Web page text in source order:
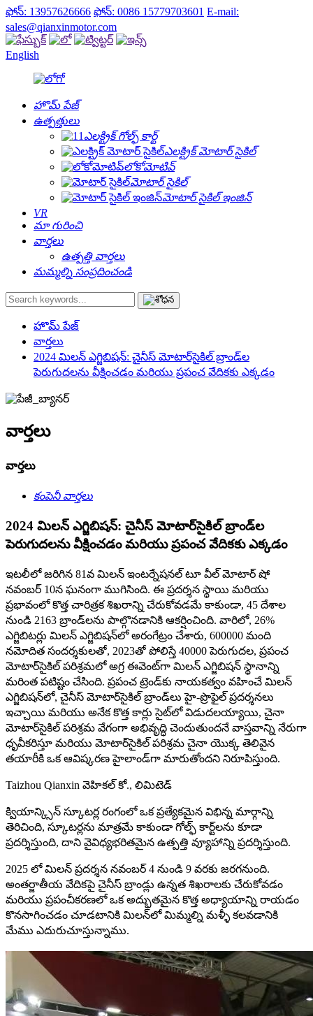
ఫోన్: 13957626666 ఫోన్: 0086 15779703601 E-mail:
sales@qianxinmotor.com
English
హొమ్ పేజ్
ఉత్పత్తులు
ఎలక్ట్రిక్ గోల్ఫ్ కార్ట్
ఎలక్ట్రిక్ మోటార్ సైకిల్
లోకోమోటివ్
మోటార్ సైకిల్
మోటార్ సైకిల్ ఇంజిన్
VR
మా గురించి
వార్తలు
ఉత్పత్తి వార్తలు
మమ్మల్ని సంప్రదించండి
హొమ్ పేజ్
వార్తలు
2024 మిలన్ ఎగ్జిబిషన్: చైనీస్ మోటార్‌సైకిల్ బ్రాండ్‌ల
పెరుగుదలను వీక్షించడం మరియు ప్రపంచ వేదికకు ఎక్కడం
వార్తలు
వార్తలు
కంపెనీ వార్తలు
2024 మిలన్ ఎగ్జిబిషన్: చైనీస్ మోటార్‌సైకిల్ బ్రాండ్‌ల
పెరుగుదలను వీక్షించడం మరియు ప్రపంచ వేదికకు ఎక్కడం
ఇటలీలో జరిగిన 81వ మిలన్ ఇంటర్నేషనల్ టూ వీల్ మోటార్ షో
నవంబర్ 10న ఘనంగా ముగిసింది. ఈ ప్రదర్శన స్థాయి మరియు
ప్రభావంలో కొత్త చారిత్రక శిఖరాన్ని చేరుకోవడమే కాకుండా, 45 దేశాల
నుండి 2163 బ్రాండ్‌లను పాల్గొనడానికి ఆకర్షించింది. వారిలో, 26%
ఎగ్జిబిటర్లు మిలన్ ఎగ్జిబిషన్‌లో అరంగేట్రం చేశారు, 600000 మంది
నమోదిత సందర్శకులతో, 2023తో పోలిస్తే 40000 పెరుగుదల, ప్రపంచ
మోటార్‌సైకిల్ పరిశ్రమలో అగ్ర ఈవెంట్‌గా మిలన్ ఎగ్జిబిషన్ స్థానాన్ని
మరింత పటిష్టం చేసింది. ప్రపంచ ట్రెండ్‌కు నాయకత్వం వహించే మిలన్
ఎగ్జిబిషన్‌లో, చైనీస్ మోటార్‌సైకిల్ బ్రాండ్‌లు హై-ప్రొఫైల్ ప్రదర్శనలు
ఇచ్చాయి మరియు అనేక కొత్త కార్లు సైట్‌లో విడుదలయ్యాయి, చైనా
మోటార్‌సైకిల్ పరిశ్రమ వేగంగా అభివృద్ధి చెందుతుందనే వాస్తవాన్ని నేరుగా
ధృవీకరిస్తూ మరియు మోటార్‌సైకిల్ పరిశ్రమ చైనా యొక్క తెలివైన
తయారీకి ఒక ఆవిష్కరణ హైలాండ్‌గా మారుతోందని నిరూపిస్తుంది.
Taizhou Qianxin వెహికల్ కో., లిమిటెడ్
క్వియాన్క్సిన్ స్కూటర్ల రంగంలో ఒక ప్రత్యేకమైన విభిన్న మార్గాన్ని
తెరిచింది, స్కూటర్లను మాత్రమే కాకుండా గోల్ఫ్ కార్ట్‌లను కూడా
ప్రదర్శిస్తుంది, దాని వైవిధ్యభరితమైన ఉత్పత్తి వ్యూహాన్ని ప్రదర్శిస్తుంది.
2025 లో మిలన్ ప్రదర్శన నవంబర్ 4 నుండి 9 వరకు జరగనుంది.
అంతర్జాతీయ వేదికపై చైనీస్ బ్రాండ్లు ఉన్నత శిఖరాలకు చేరుకోవడం
మరియు ప్రపంచీకరణలో ఒక అద్భుతమైన కొత్త అధ్యాయాన్ని రాయడం
కొనసాగించడం చూడటానికి మిలన్‌లో మిమ్మల్ని మళ్ళీ కలవడానికి
మేము ఎదురుచూస్తున్నాము.